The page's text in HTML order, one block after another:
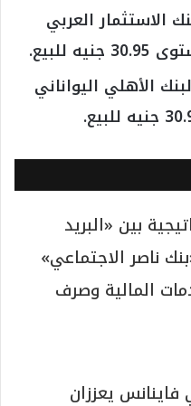
الاستثمار العربي
الأهلي اليواناني
بين «البريد
ناصر الاجتماعي»
المالية وصرف
يعززان